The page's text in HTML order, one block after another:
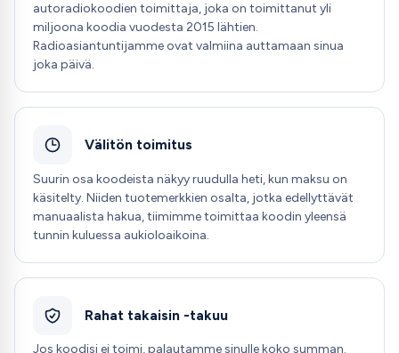
autoradiokoodien toimittaja, joka on toimittanut yli
miljoona koodia vuodesta 2015 lähtien.
Radioasiantuntijamme ovat valmiina auttamaan sinua
joka päivä.
Välitön toimitus
Suurin osa koodeista näkyy ruudulla heti, kun maksu on
käsitelty. Niiden tuotemerkkien osalta, jotka edellyttävät
manuaalista hakua, tiimimme toimittaa koodin yleensä
tunnin kuluessa aukioloaikoina.
Rahat takaisin -takuu
Jos koodisi ei toimi, palautamme sinulle koko summan.